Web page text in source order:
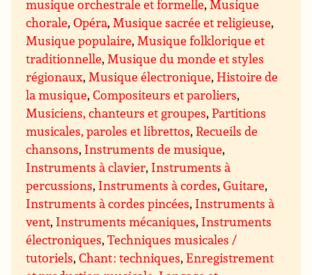
musique orchestrale et formelle,Musique
chorale,Opéra,Musique sacrée et religieuse,
Musique populaire,Musique folklorique et
traditionnelle,Musique du monde et styles
régionaux,Musique électronique,Histoire de
la musique,Compositeurs et paroliers,
Musiciens, chanteurs et groupes,Partitions
musicales, paroles et librettos,Recueils de
chansons, Instruments de musique,
Instruments à clavier, Instruments à
percussions, Instruments à cordes,Guitare,
Instruments à cordes pincées, Instruments à
vent, Instruments mécaniques, Instruments
électroniques,Techniques musicales /
tutoriels,Chant : techniques,Enregistrement